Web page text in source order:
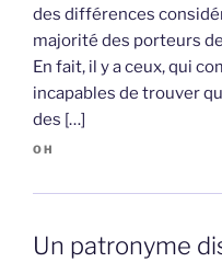
des différences
majorité des porteurs
En fait, il y a ceux, qui
incapables de trouver
des […]
OH
Un patronyme